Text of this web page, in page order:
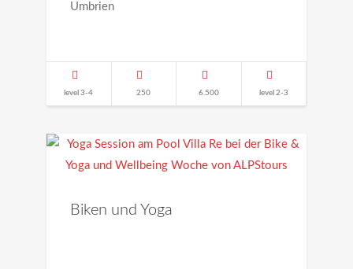
Umbrien
level 3-4 250 6.500 level 2-3
Biken und Yoga